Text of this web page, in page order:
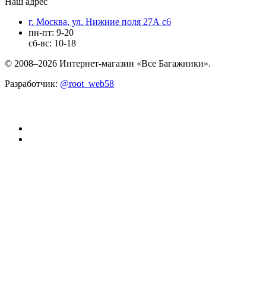
г. Москва, ул. Нижние поля 27А с6
пн-пт: 9-20
сб-вс: 10-18
© 2008–2026 Интернет-магазин «Все Багажники».
Разработчик: @root_web58